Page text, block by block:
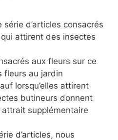
série d’articles consacrés
attirent des insectes
aux fleurs sur ce
fleurs au jardin
lorsqu’elles attirent
butineurs donnent
supplémentaire
d’articles, nous